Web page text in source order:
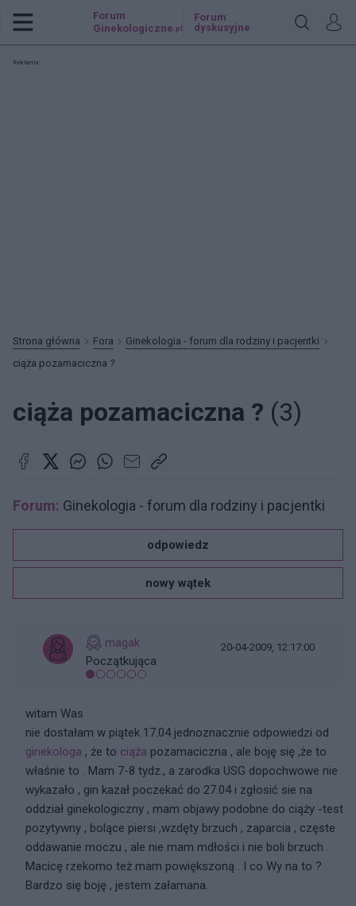
Forum
Ginekologiczne .pl
Forum
dyskusyjne
Reklama:
Strona główna Fora
Ginekologia - forum dla rodziny i pacjentki
ciąża pozamaciczna ?
ciąża pozamaciczna ? (3)
Forum: Ginekologia - forum dla rodziny i pacjentki
odpowiedz
nowy wątek
magak
Początkująca
20-04-2009, 12:17:00
witam Was
nie dostałam w piątek 17.04 jednoznacznie odpowiedzi od
ginekologa , że to ciąża pozamaciczna , ale boję się ,że to
właśnie to . Mam 7-8 tydz., a zarodka USG dopochwowe nie
wykazało , gin kazał poczekać do 27.04 i zgłosić sie na
oddział ginekologiczny , mam objawy podobne do ciąży -test
pozytywny , bolące piersi ,wzdęty brzuch , zaparcia , częste
oddawanie moczu , ale nie mam mdłości i nie boli brzuch .
Macicę rzekomo też mam powiększoną . I co Wy na to ?
Bardzo się boję , jestem załamana.